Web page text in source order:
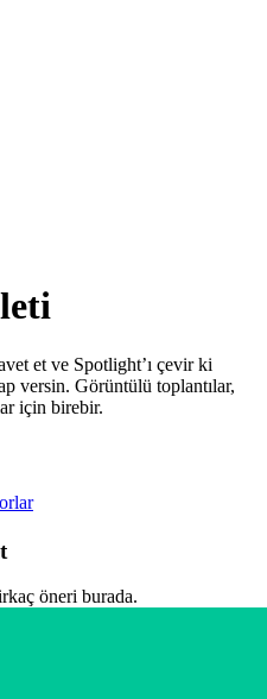
et ve Spotlight’ı çevir ki
versin. Görüntülü toplantılar,
için birebir.
öneri burada.